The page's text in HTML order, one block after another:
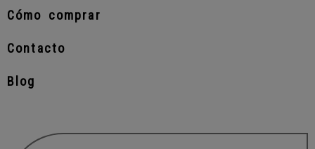
Cómo comprar
Contacto
Blog